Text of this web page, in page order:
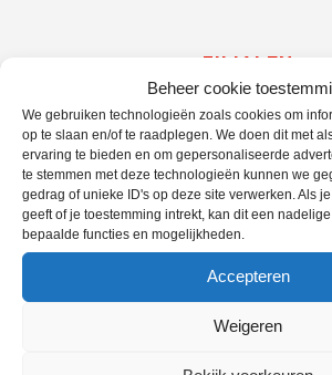
Beheer cookie
We gebruiken technologieën zoals cookies om
op te slaan en/of te raadplegen. We doen dit met
ervaring te bieden en om gepersonaliseerde
te stemmen met deze technologieën kunnen we
gedrag of unieke ID's op deze site verwerken. Als
geeft of je toestemming intrekt, kan dit een
bepaalde functies en mogelijkheden.
Accepteren
Weigeren
FILIALEN
Fietsenwinkel Leiden
Scooterwinkel Leiden
OVER ONS